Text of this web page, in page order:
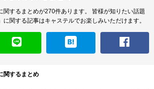
関するまとめが270件あります。
皆様が知りたい話題
関する記事はキャステルでお楽しみいただけます。
関するまとめ